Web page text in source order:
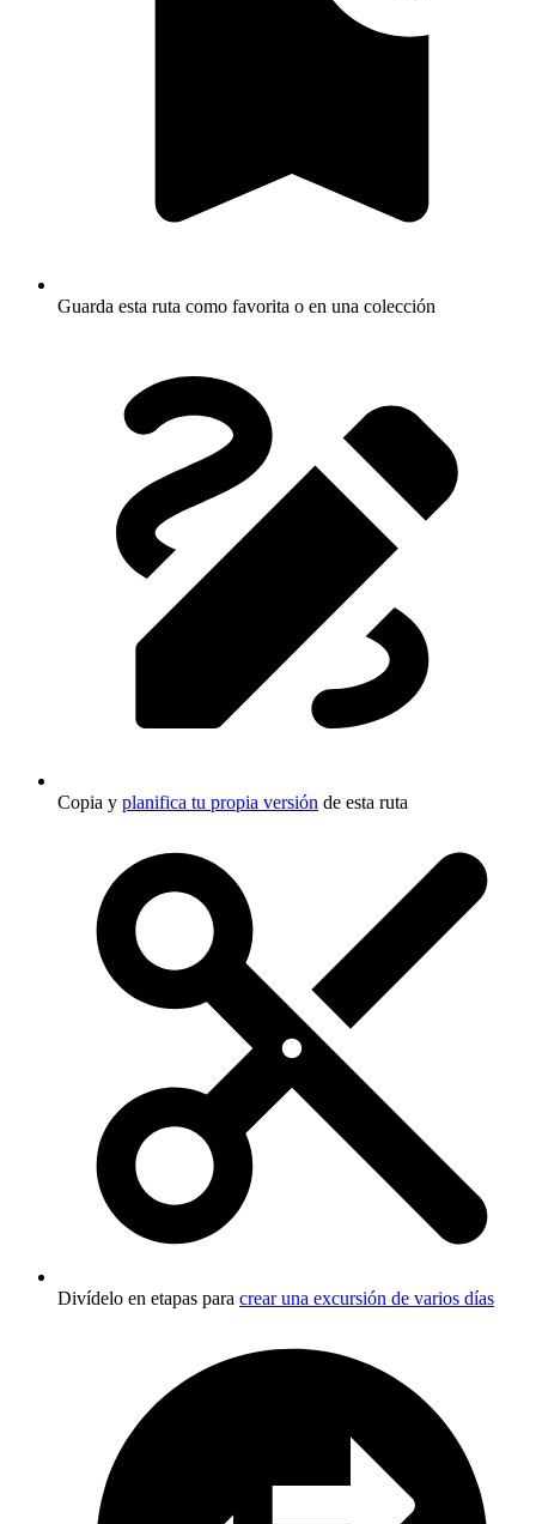
Guarda esta ruta como favorita o en una colección
Copia y planifica tu propia versión de esta ruta
Divídelo en etapas para crear una excursión de varios días